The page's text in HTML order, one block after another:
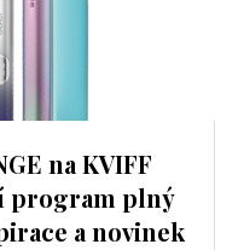
na KVIFF
program plný
a novinek